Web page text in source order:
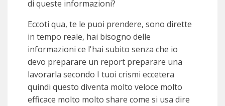
di queste informazioni?
Eccoti qua, te le puoi prendere, sono dirette
in tempo reale, hai bisogno delle
informazioni ce l'hai subito senza che io
devo preparare un report preparare una
lavorarla secondo I tuoi crismi eccetera
quindi questo diventa molto veloce molto
efficace molto molto share come si usa dire